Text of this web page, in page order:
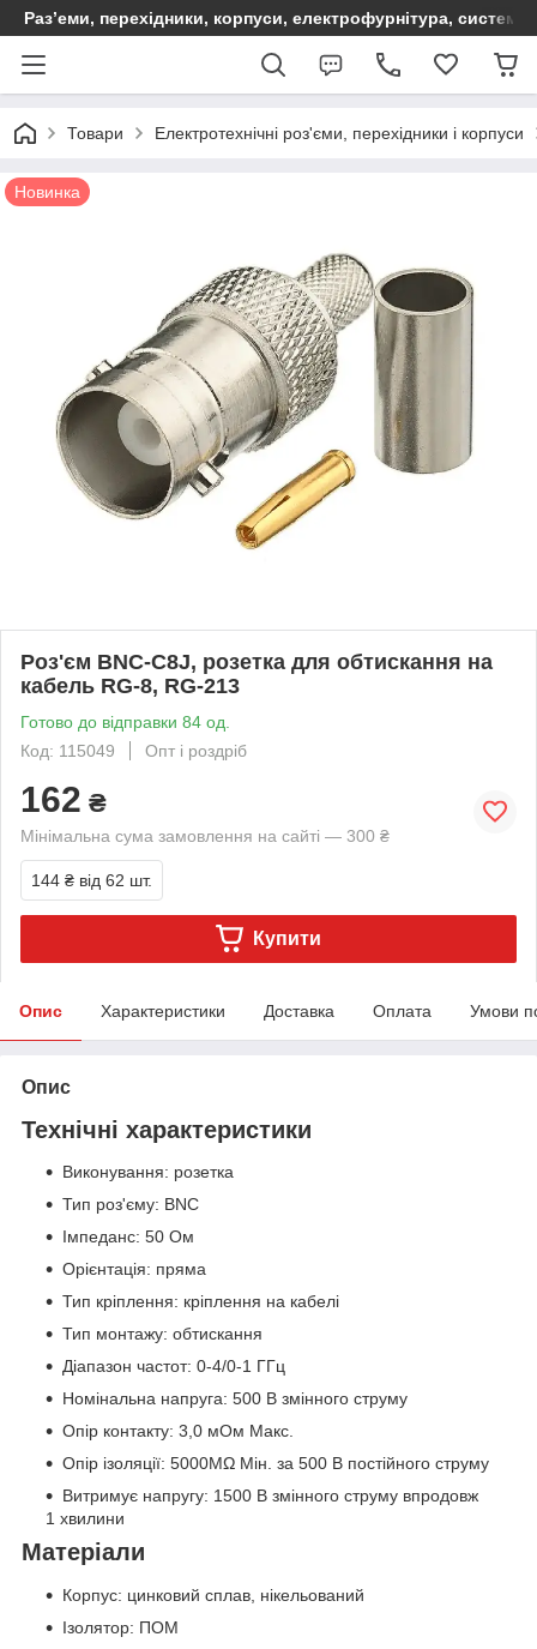
Раз’еми, перехідники, корпуси, електрофурнітура,
Товари Електротехнічні роз'єми, перехідники і корпуси
Новинка
Роз'єм BNC-C8J, розетка для обтискання на
кабель RG-8, RG-213
Готово до відправки 84 од.
Код: 115049
Опт і роздріб
162 ₴
Мінімальна сума замовлення на сайті — 300 ₴
144 ₴ від 62 шт.
Купити
Опис Характеристики Доставка Оплата Умови
Опис
Технічні характеристики
Виконування: розетка
Тип роз'єму: BNC
Імпеданс: 50 Ом
Орієнтація: пряма
Тип кріплення: кріплення на кабелі
Тип монтажу: обтискання
Діапазон частот: 0-4/0-1 ГГц
Номінальна напруга: 500 В змінного струму
Опір контакту: 3,0 мОм Макс.
Опір ізоляції: 5000MΩ Мін. за 500 В постійного струму
Витримує напругу: 1500 В змінного струму впродовж
1 хвилини
Матеріали
Корпус: цинковий сплав, нікельований
Ізолятор: ПОМ